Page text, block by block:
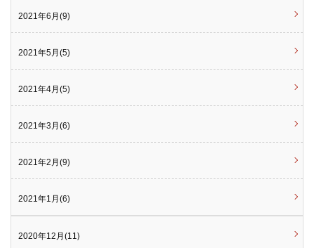
2021年6月(9)
2021年5月(5)
2021年4月(5)
2021年3月(6)
2021年2月(9)
2021年1月(6)
2020年12月(11)